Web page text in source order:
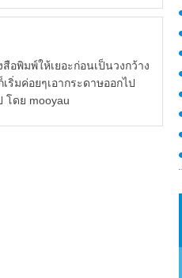
พิมพ์ให้เยอะก่อนเป็นวงกว้าง
ริ่มค่อยๆเอากระดาษออกไป
โดย mooyau